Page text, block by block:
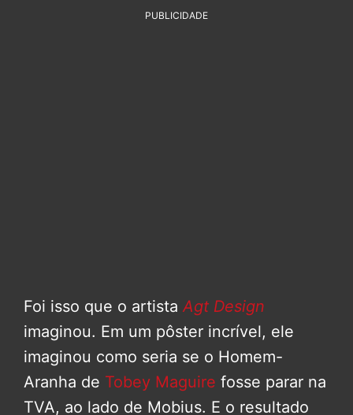
PUBLICIDADE
Foi isso que o artista Agt Design
imaginou. Em um pôster incrível, ele
imaginou como seria se o Homem-
Aranha de Tobey Maguire fosse parar na
TVA, ao lado de Mobius. E o resultado